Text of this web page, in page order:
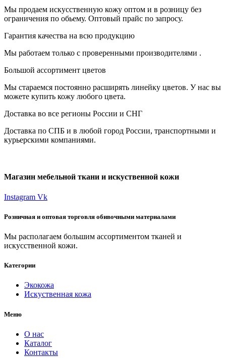
Мы продаем искусственную кожу оптом и в розницу без
ограничения по обьему. Оптовый прайс по запросу.
Гарантия качества на всю продукцию
Мы работаем только с проверенными производителями .
Большой ассортимент цветов
Мы стараемся постоянно расширять линейку цветов. У нас вы
можете купить кожу любого цвета.
Доставка во все регионы России и СНГ
Доставка по СПБ и в любой город России, транспортными и
курьерскими компаниями.
Магазин мебельной ткани и искуственной кожи
Instagram Vk
Розничная и оптовая торговля обивочными материалами
Мы располагаем большим ассортиментом тканей и
искусственной кожи.
Категории
Экокожа
Искуственная кожа
Меню
О нас
Каталог
Контакты